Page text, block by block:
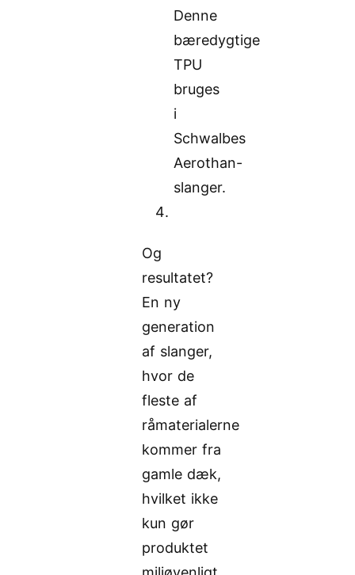
Denne
bæredygtige
TPU
bruges
i
Schwalbes
Aerothan-
slanger.
Og
resultatet?
En ny
generation
af slanger,
hvor de
fleste af
råmaterialerne
kommer fra
gamle dæk,
hvilket ikke
kun gør
produktet